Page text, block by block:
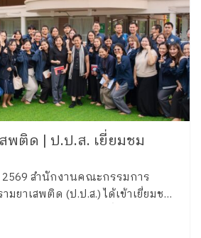
พติด | ป.ป.ส. เยี่ยมชม
สำนักงานคณะกรรมการ
ยาเสพติด (ป.ป.ส.) ได้เข้าเยี่ยมชม
รพัฒนาทักษะสมองเพื่อการจัดการ
: EF) ของโรงเรียนเพลิน